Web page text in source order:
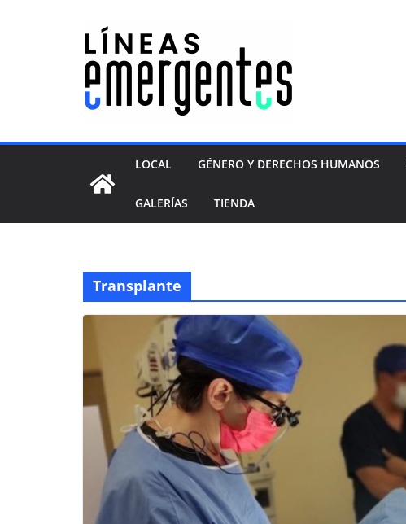
LOCAL GÉNERO Y DERECHOS HUMANOS
GALERÍAS TIENDA
Transplante